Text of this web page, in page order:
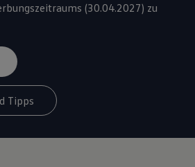
(30.04.2027) zu
Tipps